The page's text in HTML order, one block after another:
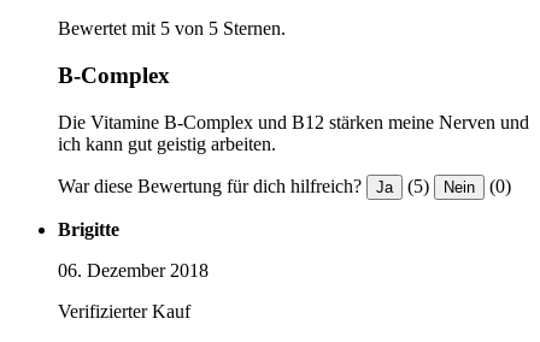
Bewertet mit 5 von 5 Sternen.
B-Complex
Die Vitamine B-Complex und B12 stärken meine Nerven und
ich kann gut geistig arbeiten.
War diese Bewertung für dich hilfreich? Ja (5) Nein (0)
Brigitte
06. Dezember 2018
Verifizierter Kauf